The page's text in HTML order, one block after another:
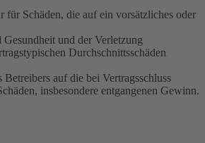
Schäden, die auf ein vorsätzliches oder
und der Verletzung
Durchschnittsschäden
auf die bei Vertragsschluss
insbesondere entgangenen Gewinn.